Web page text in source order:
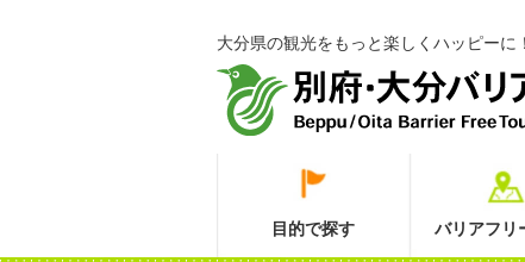
大分県の観光をもっと楽しくハッピーに！
目的で探す バリアフリ